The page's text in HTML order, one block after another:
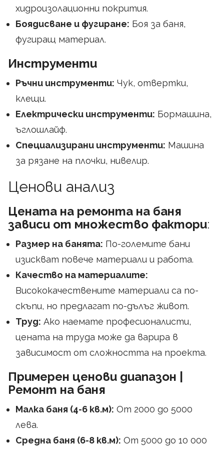
хидроизолационни покрития.
Боядисване и фугиране: Боя за баня,
фугиращ материал.
Инструменти
Ръчни инструменти: Чук, отвертки,
клещи.
Електрически инструменти: Бормашина,
ъглошлайф.
Специализирани инструменти: Машина
за рязане на плочки, нивелир.
Ценови анализ
Цената на ремонта на баня
зависи от множество фактори:
Размер на банята: По-големите бани
изискват повече материали и работа.
Качество на материалите:
Висококачествените материали са по-
скъпи, но предлагат по-дълъг живот.
Труд: Ако наемате професионалисти,
цената на труда може да варира в
зависимост от сложността на проекта.
Примерен ценови диапазон |
Ремонт на баня
Малка баня (4-6 кв.м): От 2000 до 5000
лева.
Средна баня (6-8 кв.м): От 5000 до 10 000